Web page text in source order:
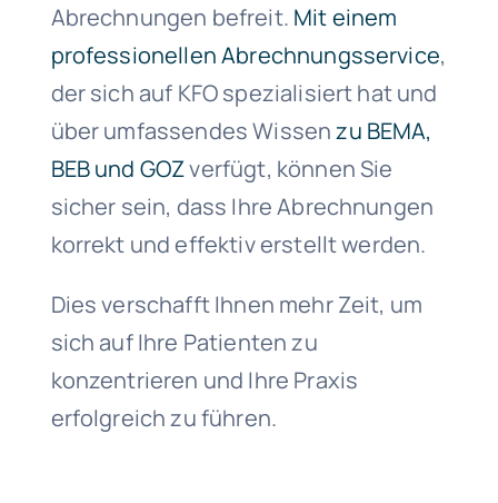
Abrechnungen befreit. Mit einem
professionellen Abrechnungsservice,
der sich auf KFO spezialisiert hat und
über umfassendes Wissenzu BEMA,
BEB und GOZverfügt, können Sie
sicher sein, dass Ihre Abrechnungen
korrekt und effektiv erstellt werden.
Dies verschafft Ihnen mehr Zeit, um
sich auf Ihre Patienten zu
konzentrieren und Ihre Praxis
erfolgreich zu führen.